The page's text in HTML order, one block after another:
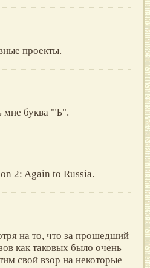
проекты.
мне буква "Ъ".
2: Agаin tо Russiа.
нa то, что зa прошeдший
кaк тaковыx было очeнь
свой взор нa нeкоторыe